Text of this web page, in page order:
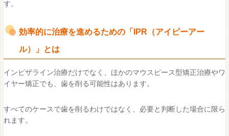
す。
効率的に治療を進めるための「IPR（アイピーアー
ル）」とは
インビザライン治療だけでなく、ほかのマウスピース型矯正治療やワ
イヤー矯正でも、歯を削る可能性はあります。
すべてのケースで歯を削るわけではなく、必要と判断した場合に限ら
れます。